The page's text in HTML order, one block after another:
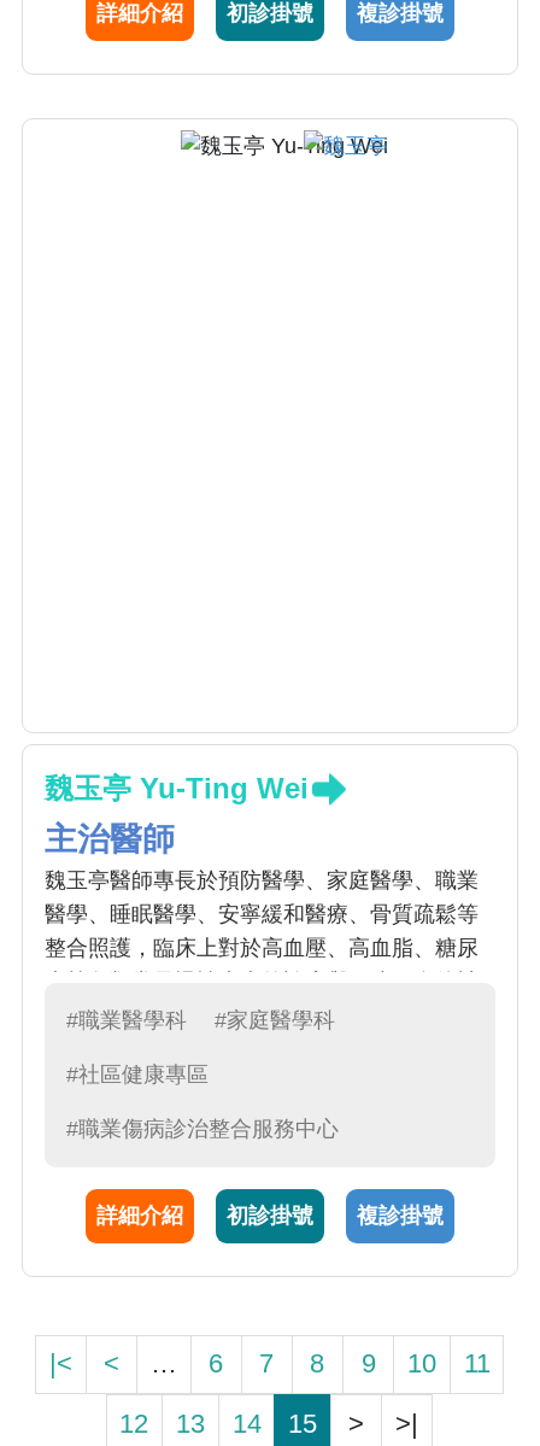
詳細介紹 初診掛號 複診掛號
魏玉亭 Yu-Ting Wei
主治醫師
魏玉亭醫師專長於預防醫學、家庭醫學、職業
醫學、睡眠醫學、安寧緩和醫療、骨質疏鬆等
整合照護，臨床上對於高血壓、高血脂、糖尿
經失調、失眠、骨質疏鬆、戒菸諮詢與治療、
富經驗，此外，魏玉亭醫師嫻熟於臨場服務，
致力提升職場之安全、衛生與健康管理，積極
#職業醫學科 #家庭醫學科
#社區健康專區
#職業傷病診治整合服務中心
詳細介紹 初診掛號 複診掛號
|< < … 6 7 8 9 10
11
12
13 14 15 > >|